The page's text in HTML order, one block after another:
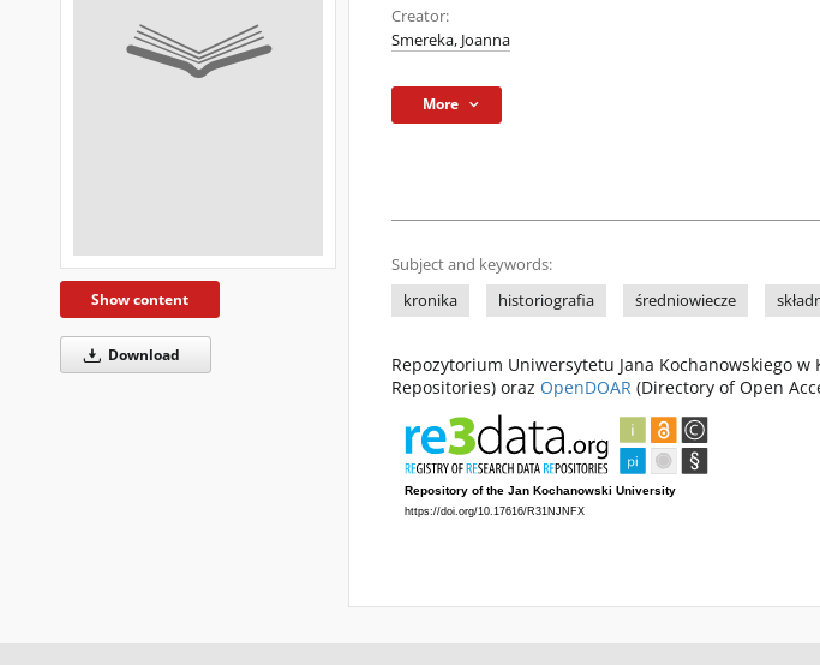
Show content
Download
Creator:
Smereka, Joanna
More
Subject and keywords:
kronika
historiografia średniowiecze
Repozytorium Uniwersytetu Jana Kochanowskiego
Repositories) oraz OpenDOAR (Directory of Open